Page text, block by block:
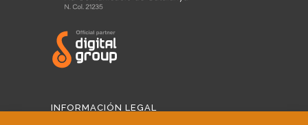
INFORMACIÓN LEGAL